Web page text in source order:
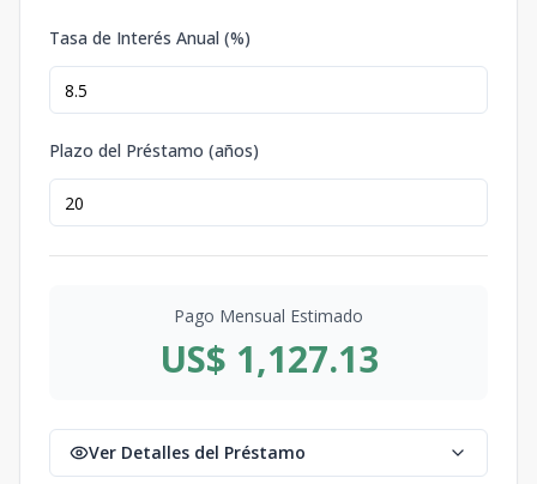
Tasa de Interés Anual (%)
Plazo del Préstamo (años)
Pago Mensual Estimado
US$ 1,127.13
Ver Detalles del Préstamo